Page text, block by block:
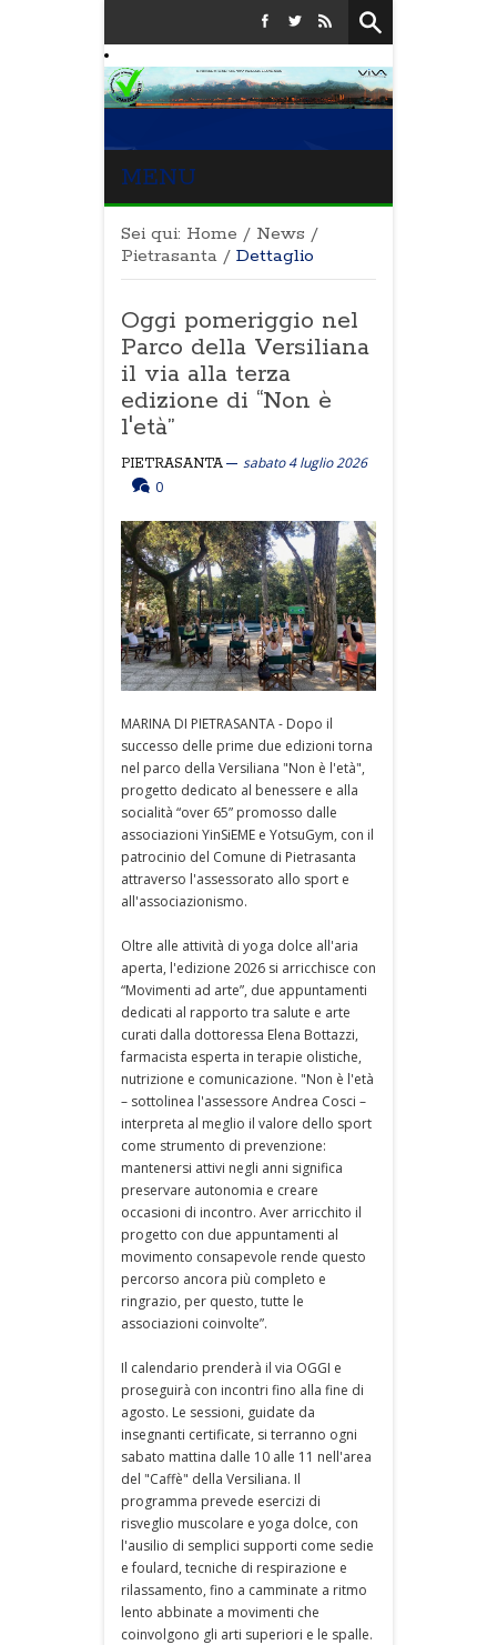
MENU
Sei qui: Home / News /
Pietrasanta / Dettaglio
Oggi pomeriggio nel
Parco della Versiliana
il via alla terza
edizione di “Non è
l'età”
PIETRASANTA
sabato 4 luglio 2026
0
MARINA DI PIETRASANTA - Dopo il
successo delle prime due edizioni torna
nel parco della Versiliana "Non è l'età",
progetto dedicato al benessere e alla
socialità “over 65” promosso dalle
associazioni YinSiEME e YotsuGym, con il
patrocinio del Comune di Pietrasanta
attraverso l'assessorato allo sport e
all'associazionismo.
Oltre alle attività di yoga dolce all'aria
aperta, l'edizione 2026 si arricchisce con
“Movimenti ad arte”, due appuntamenti
dedicati al rapporto tra salute e arte
curati dalla dottoressa Elena Bottazzi,
farmacista esperta in terapie olistiche,
nutrizione e comunicazione. "Non è l'età
– sottolinea l'assessore Andrea Cosci –
interpreta al meglio il valore dello sport
come strumento di prevenzione:
mantenersi attivi negli anni significa
preservare autonomia e creare
occasioni di incontro. Aver arricchito il
progetto con due appuntamenti al
movimento consapevole rende questo
percorso ancora più completo e
ringrazio, per questo, tutte le
associazioni coinvolte”.
Il calendario prenderà il via OGGI e
proseguirà con incontri fino alla fine di
agosto. Le sessioni, guidate da
insegnanti certificate, si terranno ogni
sabato mattina dalle 10 alle 11 nell'area
del "Caffè" della Versiliana. Il
programma prevede esercizi di
risveglio muscolare e yoga dolce, con
l'ausilio di semplici supporti come sedie
e foulard, tecniche di respirazione e
rilassamento, fino a camminate a ritmo
lento abbinate a movimenti che
coinvolgono gli arti superiori e le spalle.